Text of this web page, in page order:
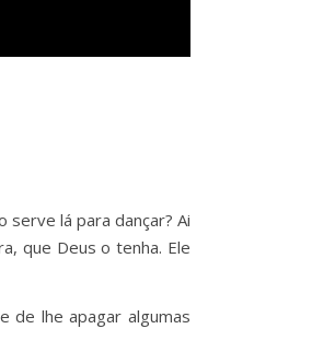
serve lá para dançar? Ai
que Deus o tenha. Ele
de lhe apagar algumas